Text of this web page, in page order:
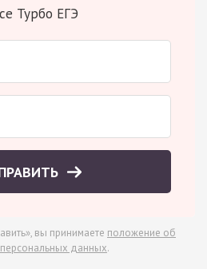
Турбо ЕГЭ
вы принимаете положение об
данных.